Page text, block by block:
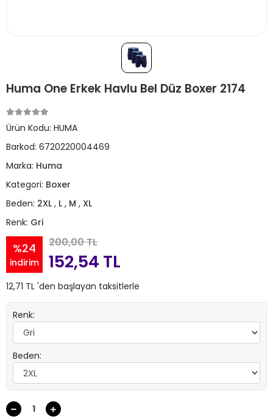
Huma One Erkek Havlu Bel Düz Boxer 2174
Ürün Kodu: HUMA
Barkod: 6720220004469
Marka: Huma
Kategori: Boxer
Beden: 2XL , L , M , XL
Renk: Gri
%24
indirim
200,00 TL
152,54 TL
12,71 TL 'den başlayan taksitlerle
Renk:
Beden: